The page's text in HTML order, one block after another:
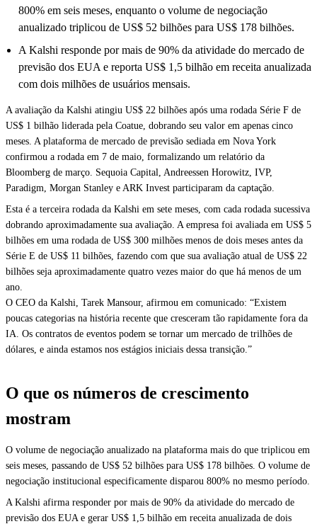
800% em seis meses, enquanto o volume de negociação
anualizado triplicou de US$ 52 bilhões para US$ 178 bilhões.
A Kalshi responde por mais de 90% da atividade do mercado de
previsão dos EUA e reporta US$ 1,5 bilhão em receita anualizada
com dois milhões de usuários mensais.
A avaliação da Kalshi atingiu US$ 22 bilhões após uma rodada Série F de
US$ 1 bilhão liderada pela Coatue, dobrando seu valor em apenas cinco
meses. A plataforma de mercado de previsão sediada em Nova York
confirmou a rodada em 7 de maio, formalizando um relatório da
Bloomberg de março. Sequoia Capital, Andreessen Horowitz, IVP,
Paradigm, Morgan Stanley e ARK Invest participaram da captação.
Esta é a terceira rodada da Kalshi em sete meses, com cada rodada sucessiva
dobrando aproximadamente sua avaliação. A empresa foi avaliada em US$ 5
bilhões em uma rodada de US$ 300 milhões menos de dois meses antes da
Série E de US$ 11 bilhões, fazendo com que sua avaliação atual de US$ 22
bilhões seja aproximadamente quatro vezes maior do que há menos de um
ano.
O CEO da Kalshi, Tarek Mansour, afirmou em comunicado: “Existem
poucas categorias na história recente que cresceram tão rapidamente fora da
IA. Os contratos de eventos podem se tornar um mercado de trilhões de
dólares, e ainda estamos nos estágios iniciais dessa transição.”
O que os números de crescimento
mostram
O volume de negociação anualizado na plataforma mais do que triplicou em
seis meses, passando de US$ 52 bilhões para US$ 178 bilhões. O volume de
negociação institucional especificamente disparou 800% no mesmo período.
A Kalshi afirma responder por mais de 90% da atividade do mercado de
previsão dos EUA e gerar US$ 1,5 bilhão em receita anualizada de dois